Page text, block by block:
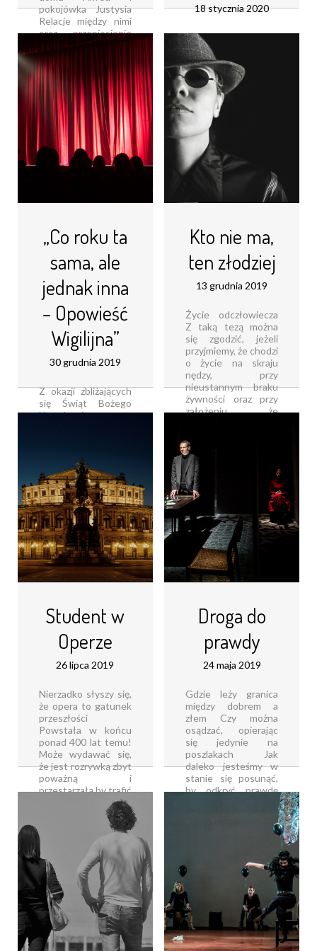
pokojówka Justysia
Relacje między nimi
oraz przeniesienie
ich losów z XIX-
wiecznych salonów
do współczesności
zdecydowanie
zwiastują dobrą
zabawę!
Przeniesienie [...]
Czytaj dalej...
18 stycznia 2020
Data 12 grudnia
2019 r zapisze się na
kartach historii
Teatru Miejskiego w
Gliwicach To właśnie
wtedy miała miejsce
premiera Dwunastu
gniewnych ludzi w
reżyserii Adama
Sajnuka Czy spektakl
teatralny, oparty na
tym samym
scenariuszu
„Co roku ta
sama, ale
jednak inna
– Opowieść
Wigilijna”
30 grudnia 2019
Z okazji zbliżających
się Świąt Bożego
Narodzenia, czasu
Teatru Zagłębia w
Sosnowcu na
sztukę„Opowieść
Wigilijna” w reżyserii
Justyny Łagowskiej
Spektakl rozpoczął
Dickens (w [...]
Czytaj dalej...
Kto nie ma,
ten złodziej
13 grudnia 2019
Życie odczłowiecza
Z taką tezą można
się zgodzić, jeżeli
przyjmiemy, że chodzi
o życie na skraju
nędzy, przy
nieustannym braku
żywności oraz przy
założeniu, że
cech, które określają
istotę [...]
Czytaj dalej...
Student w
Operze
26 lipca 2019
Nierzadko słyszy się,
że opera to gatunek
przeszłości
Powstała w końcu
ponad 400 lat temu!
Może wydawać się,
że jest rozrywką zbyt
poważną i
przestarzałą by trafić
w studencki gust
Teatr Zagłębia
wychodzi naprzeciw
tym stereotypom,
[...]
Czytaj dalej...
Droga do
prawdy
24 maja 2019
Gdzie leży granica
między dobrem a
złem Czy można
osądzać, opierając
się jedynie na
poszlakach Jak
daleko jesteśmy w
stanie się posunąć,
by odkryć prawdę
Teatru Śląskiego to
miejsce, w którym
kontakt ze sztuką [...]